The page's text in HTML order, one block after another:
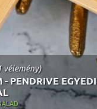
vélemény)
PENDRIVE EGYEDI